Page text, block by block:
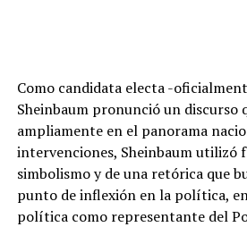
Como candidata electa -
Sheinbaum pronunció un discurso
ampliamente en el panorama
intervenciones, Sheinbaum utilizó
simbolismo y de una retórica que
punto de inflexión en la política,
política como representante del